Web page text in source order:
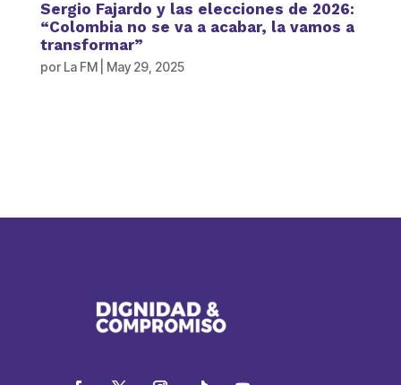
Sergio Fajardo y las elecciones de 2026:
“Colombia no se va a acabar, la vamos a
transformar”
por La FM| May 29, 2025